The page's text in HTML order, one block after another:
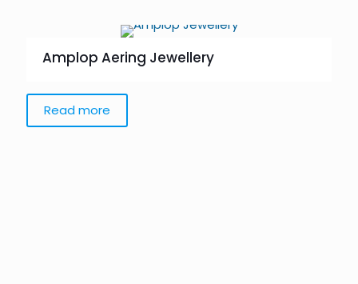
Amplop Aering Jewellery
Read more